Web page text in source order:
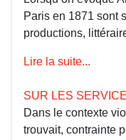
Paris en 1871 sont
productions,
Lire la suite...
SUR LES
Dans le contexte
trouvait, contrainte